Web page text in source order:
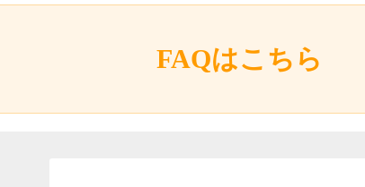
FAQはこちら